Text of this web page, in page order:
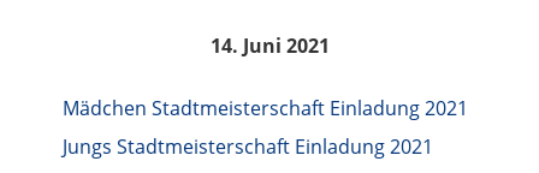
14. Juni 2021
Mädchen Stadtmeisterschaft Einladung 2021
Jungs Stadtmeisterschaft Einladung 2021